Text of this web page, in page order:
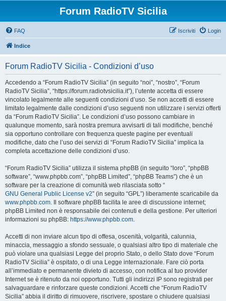
Forum RadioTV Sicilia
FAQ Login
Iscriviti
Indice
Forum RadioTV Sicilia - Condizioni d’uso
Accedendo a “Forum RadioTV Sicilia” (in seguito “noi”, “nostro”, “Forum
RadioTV Sicilia”, “https://forum.radiotvsicilia.it”), l’utente accetta di essere
vincolato legalmente alle seguenti condizioni d’uso. Se non accetti di essere
limitato legalmente dalle condizioni d’uso seguenti non utilizzare i servizi offerti
da “Forum RadioTV Sicilia”. Le condizioni d’uso possono cambiare in
qualunque momento, sarà nostra premura avvisarti di tali modifiche, benché
sia opportuno controllare con frequenza queste pagine per eventuali
modifiche, dato che l’uso dei servizi di “Forum RadioTV Sicilia” implica la
completa accettazione delle condizioni d’uso.
“Forum RadioTV Sicilia” utilizza il sistema phpBB (in seguito “loro”, “phpBB
software”, “www.phpbb.com”, “phpBB Limited”, “phpBB Teams”) che è un
software per la creazione di comunità web rilasciata sotto “
GNU General Public License v2” (in seguito “GPL”) liberamente scaricabile da
www.phpbb.com. Il software phpBB facilita le aree di discussione internet;
phpBB Limited non è responsabile dei contenuti e della gestione. Per ulteriori
informazioni su phpBB: https://www.phpbb.com.
Accetti di non inviare alcun tipo di offesa, oscenità, volgarità, calunnia,
minaccia, messaggio a sfondo sessuale, o qualsiasi altro tipo di materiale che
può violare una qualsiasi Legge del proprio Stato, o dello Stato dove “Forum
RadioTV Sicilia” è ospitato, o di una Legge internazionale. Fare ciò porta
all’immediato e permanente divieto di accesso, con notifica al tuo provider
Internet se è ritenuto da noi opportuno. Tutti gli indirizzi IP sono registrati per
salvaguardare e rinforzare queste condizioni. Accetti che “Forum RadioTV
Sicilia” abbia il diritto di rimuovere, riscrivere, spostare o chiudere qualsiasi